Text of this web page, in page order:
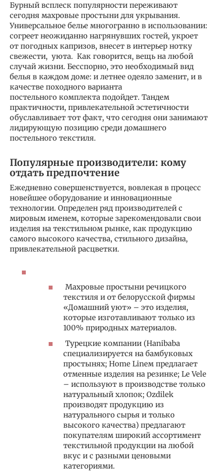
Бурный всплеск популярности переживают
сегодня махровые простыни для укрывания.
Универсальное белье многогранно в использовании:
согреет неожиданно нагрянувших гостей, укроет
от погодных капризов, внесет в интерьер нотку
свежести, уюта. Как говорится, вещь на любой
случай жизни. Бесспорно, это необходимый вид
белья в каждом доме: и летнее одеяло заменит, и в
качестве походного варианта
постельного комплекта подойдет. Тандем
практичности, привлекательной эстетичности
обуславливает тот факт, что сегодня они занимают
лидирующую позицию среди домашнего
постельного текстиля.
Популярные производители: кому
отдать предпочтение
Ежедневно совершенствуется, вовлекая в процесс
новейшее оборудование и инновационные
технологии. Определен ряд производителей с
мировым именем, которые зарекомендовали свои
изделия на текстильном рынке, как продукцию
самого высокого качества, стильного дизайна,
привлекательной расцветки.
Махровые простыни речицкого
текстиля и от белорусской фирмы
«Домашний уют» – это изделия,
которые изготавливают только из
100% природных материалов.
Турецкие компании (Hanibaba
специализируется на бамбуковых
простынях; Home Lineм предлагает
отменные изделия на резинке; Le Vele
– используют в производстве только
натуральный хлопок; Ozdilek
производят продукцию из
натурального сырья и только
высокого качества) предлагают
покупателям широкий ассортимент
текстильной продукции на любой
вкус и с разными ценовыми
категориями.